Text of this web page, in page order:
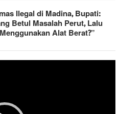
Ilegal di Madina, Bupati:
Betul Masalah Perut, Lalu
Alat Berat?”